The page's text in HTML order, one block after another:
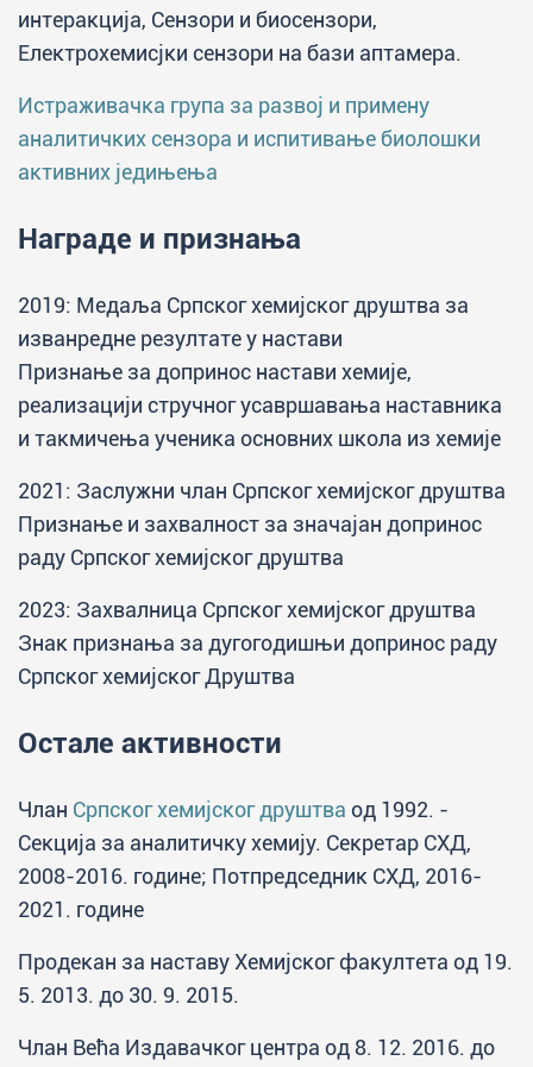
интеракција, Сензори и биосензори,
Eлектрохемисјки сензори на бази аптамера.
Истраживачка група за развој и примену
аналитичких сензора и испитивање биолошки
активних једињења
Награде и признања
2019: Медаља Српског хемијског друштва за
изванредне резултате у настави
Признање за допринос настави хемије,
реализацији стручног усавршавања наставника
и такмичења ученика основних школа из хемије
2021: Заслужни члан Српског хемијског друштва
Признање и захвалност за значајан допринос
раду Српског хемијског друштва
2023: Захвалница Српског хемијског друштва
Знак признања за дугогодишњи допринос раду
Српског хемијског Друштва
Остале активности
Члан Српског хемијског друштва од 1992. -
Секција за аналитичку хемију. Секретар СХД,
2008-2016. године; Потпредседник СХД, 2016-
2021. године
Продекан за наставу Хемијског факултета од 19.
5. 2013. до 30. 9. 2015.
Члан Већа Издавачког центра од 8. 12. 2016. до